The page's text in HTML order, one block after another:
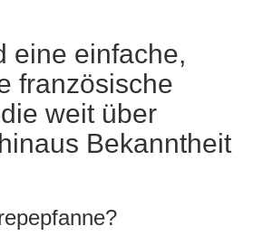
eine einfache,
französische
weit über
Bekanntheit